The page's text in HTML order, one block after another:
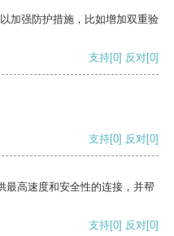
加强防护措施，比如增加双重验
支持[0] 反对[0]
支持[0] 反对[0]
最高速度和安全性的连接，并帮
支持[0] 反对[0]